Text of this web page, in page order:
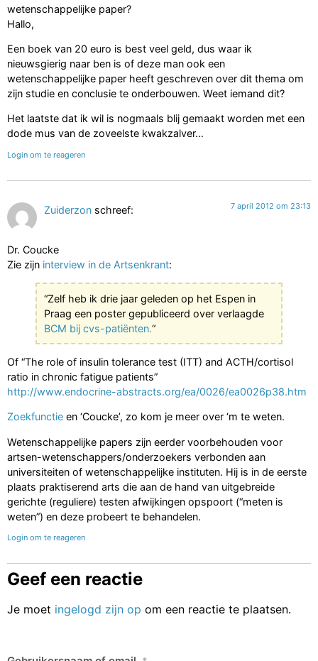
wetenschappelijke paper?
Hallo,
Een boek van 20 euro is best veel geld, dus waar ik
nieuwsgierig naar ben is of deze man ook een
wetenschappelijke paper heeft geschreven over dit thema om
zijn studie en conclusie te onderbouwen. Weet iemand dit?
Het laatste dat ik wil is nogmaals blij gemaakt worden met een
dode mus van de zoveelste kwakzalver…
Login om te reageren
Zuiderzon schreef: 7 april 2012 om 23:13
Dr. Coucke
Zie zijn interview in de Artsenkrant:
“Zelf heb ik drie jaar geleden op het Espen in
Praag een poster gepubliceerd over verlaagde
BCM bij cvs-patiënten.“
Of “The role of insulin tolerance test (ITT) and ACTH/cortisol
ratio in chronic fatigue patients”
http://www.endocrine-abstracts.org/ea/0026/ea0026p38.htm
Zoekfunctie en ‘Coucke’, zo kom je meer over ‘m te weten.
Wetenschappelijke papers zijn eerder voorbehouden voor
artsen-wetenschappers/onderzoekers verbonden aan
universiteiten of wetenschappelijke instituten. Hij is in de eerste
plaats praktiserend arts die aan de hand van uitgebreide
gerichte (reguliere) testen afwijkingen opspoort (“meten is
weten”) en deze probeert te behandelen.
Login om te reageren
Geef een reactie
Je moet ingelogd zijn op om een reactie te plaatsen.